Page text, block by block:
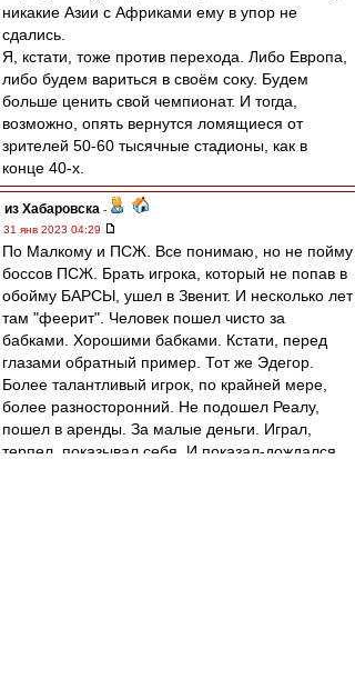
никакие Азии с Африками ему в упор не
сдались.
Я, кстати, тоже против перехода. Либо Европа,
либо будем вариться в своём соку. Будем
больше ценить свой чемпионат. И тогда,
возможно, опять вернутся ломящиеся от
зрителей 50-60 тысячные стадионы, как в
конце 40-х.
из Хабаровска -
31 янв 2023 04:29
По Малкому и ПСЖ. Все понимаю, но не пойму
боссов ПСЖ. Брать игрока, который не попав в
обойму БАРСЫ, ушел в Звенит. И несколько лет
там "феерит". Человек пошел чисто за
бабками. Хорошими бабками. Кстати, перед
глазами обратный пример. Тот же Эдегор.
Более талантливый игрок, по крайней мере,
более разносторонний. Не подошел Реалу,
пошел в аренды. За малые деньги. Играл,
терпел, показывал себя. И показал-дождался.